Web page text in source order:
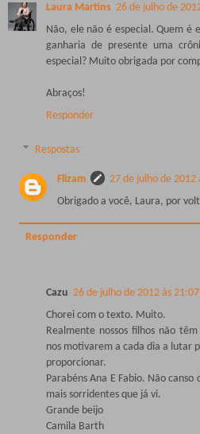
Laura Martins 26 de julho de
Não, ele não é especial. Quem é
ganharia de presente uma
especial? Muito obrigada por
Abraços!
Responder
Respostas
Flizam
27 de julho de 2012
Obrigado a você, Laura, por
Responder
Cazu 26 de julho de 2012 às 21:07
Chorei com o texto. Muito.
Realmente nossos filhos não
nos motivarem a cada dia a lutar
proporcionar.
Parabéns Ana E Fabio. Não
mais sorridentes que já vi.
Grande beijo
Camila Barth